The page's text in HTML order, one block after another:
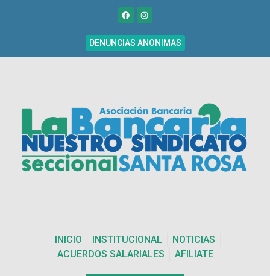
DENUNCIAS ANONIMAS
INICIO INSTITUCIONAL
NOTICIAS
ACUERDOS SALARIALES
AFILIATE